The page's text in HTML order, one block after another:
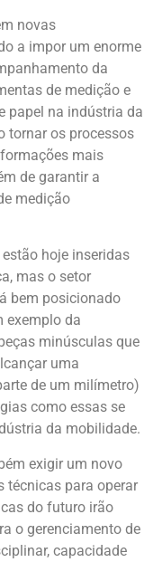
novas
a impor um enorme
da
de medição e
papel na indústria da
tornar os processos
mais
de garantir a
medição
hoje inseridas
mas o setor
bem posicionado
exemplo da
minúsculas que
uma
de um milímetro)
como essas se
da mobilidade.
exigir um novo
técnicas para operar
do futuro irão
o gerenciamento de
capacidade